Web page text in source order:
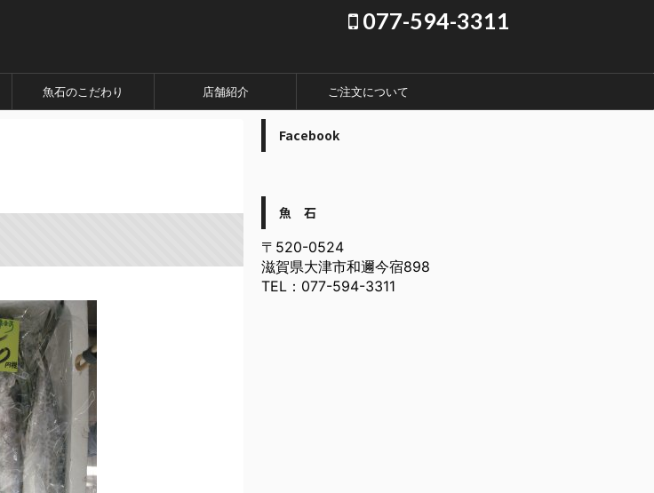
077-594-3311
魚石のこだわり 店舗紹介 ご注文について
Facebook
魚 石
〒520-0524
滋賀県大津市和邇今宿898
TEL：077-594-3311